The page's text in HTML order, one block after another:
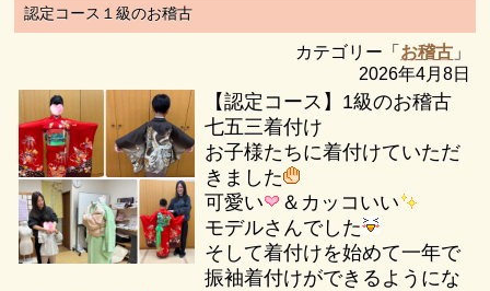
認定コース１級のお稽古
カテゴリー「 お稽古 」
2026年4月8日
【認定コース】1級のお稽古
七五三着付け
お子様たちに着付けていただ
きました
可愛い
＆カッコいい
モデルさんでした
そして着付けを始めて一年で
振袖着付けができるようにな